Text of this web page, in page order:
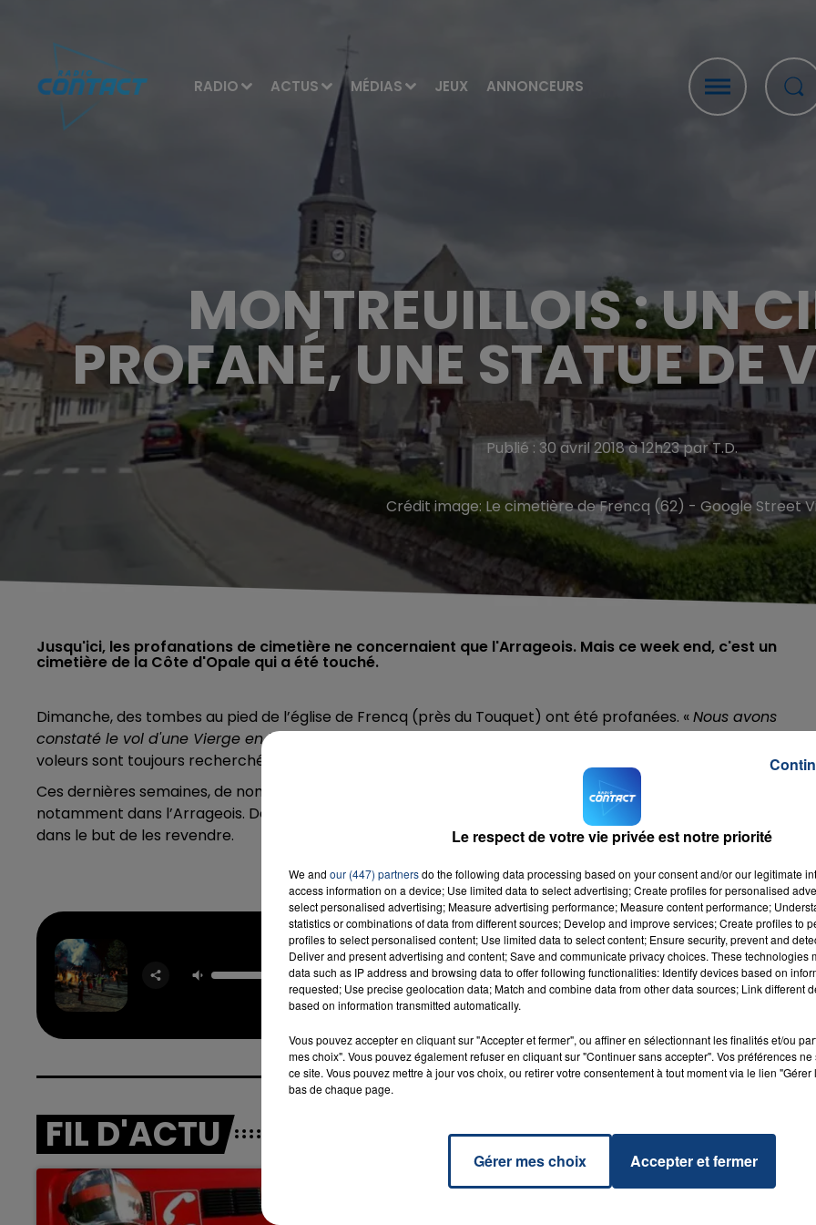
RADIO ACTUS MÉDIAS JEUX ANNONCEURS
MONTREUILLOIS : UN
PROFANÉ, UNE STATUE DE
Publié : 30 avril 2018 à 12h23 par T.D.
Crédit image: Le cimetière de Frencq (62) - Google Street
Jusqu'ici, les profanations de cimetière ne concernaient que l'Arrageois. Mais ce week end, c'est un
cimetière de la Côte d'Opale qui a été touché.
Dimanche, des tombes au pied de l’église de Frencq (près du Touquet) ont été profanées. «Nous avons
constaté le vol d'une Vierge en bronze» indique la gendarmerie.La piste du vol de métaux est privilégiée.
voleurs sont toujours recherchés.
Ces dernières semaines, de nombreuses dégradations de ce type ont été constatées dans la région,
notamment dans l’Arrageois. Des plaques, des statues ou même de la robinetterie en cuivre sont dérobées,
dans le but de les revendre.
Dracula
TAME IMPALA
& JENNIE
RADIO CONTACT
FIL D'ACTU
Le respect de votre vie privée est notre priorité
We and our (447) partnersdo the following data processing based on your consent and/or our legitimate
access information on a device; Use limited data to select advertising; Create profiles for personalised
select personalised advertising; Measure advertising performance; Measure content performance;
statistics or combinations of data from different sources; Develop and improve services; Create profiles to
profiles to select personalised content; Use limited data to select content; Ensure security, prevent and
Deliver and present advertising and content; Save and communicate privacy choices. These technologies
data such as IP address and browsing data to offer following functionalities: Identify devices based on
requested; Use precise geolocation data; Match and combine data from other data sources; Link different
based on information transmitted automatically.
Vous pouvez accepter en cliquant sur "Accepter et fermer", ou affiner en sélectionnant les finalités et/ou
mes choix". Vous pouvez également refuser en cliquant sur "Continuer sans accepter". Vos préférences
ce site. Vous pouvez mettre à jour vos choix, ou retirer votre consentement à tout moment via le lien
bas de chaque page.
Gérer mes choix Accepter et fermer